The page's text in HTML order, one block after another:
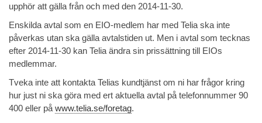
upphör att gälla från och med den 2014-11-30.
Enskilda avtal som en EIO-medlem har med Telia ska inte
påverkas utan ska gälla avtalstiden ut. Men i avtal som tecknas
efter 2014-11-30 kan Telia ändra sin prissättning till EIOs
medlemmar.
Tveka inte att kontakta Telias kundtjänst om ni har frågor kring
hur just ni ska göra med ert aktuella avtal på telefonnummer 90
400 eller på www.telia.se/foretag.